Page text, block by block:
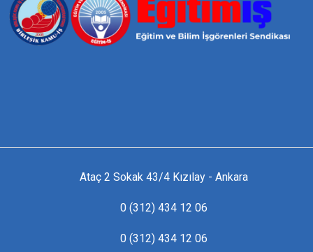
Ataç 2 Sokak 43/4 Kızılay - Ankara
0 (312) 434 12 06
0 (312) 434 12 06